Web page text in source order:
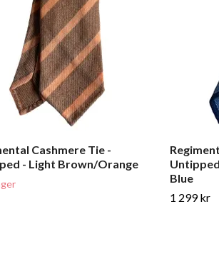
Cashmere Tie -
- Light Brown/Orange
Blue
1 299 kr